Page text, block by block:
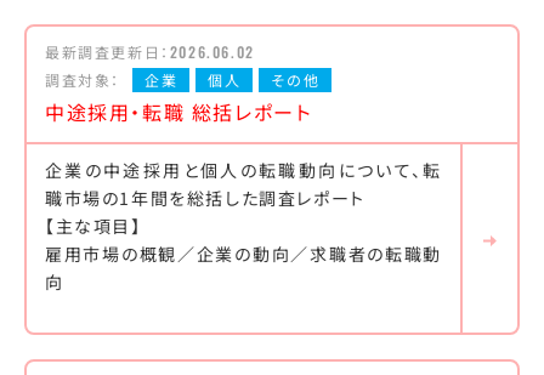
最新調査更新日： 2026.06.02
調査対象：
企業 個人 その他
中途採用・転職 総括レポート
企業の中途採用と個人の転職動向について、転
職市場の1年間を総括した調査レポート
【主な項目】
雇用市場の概観／企業の動向／求職者の転職動
向